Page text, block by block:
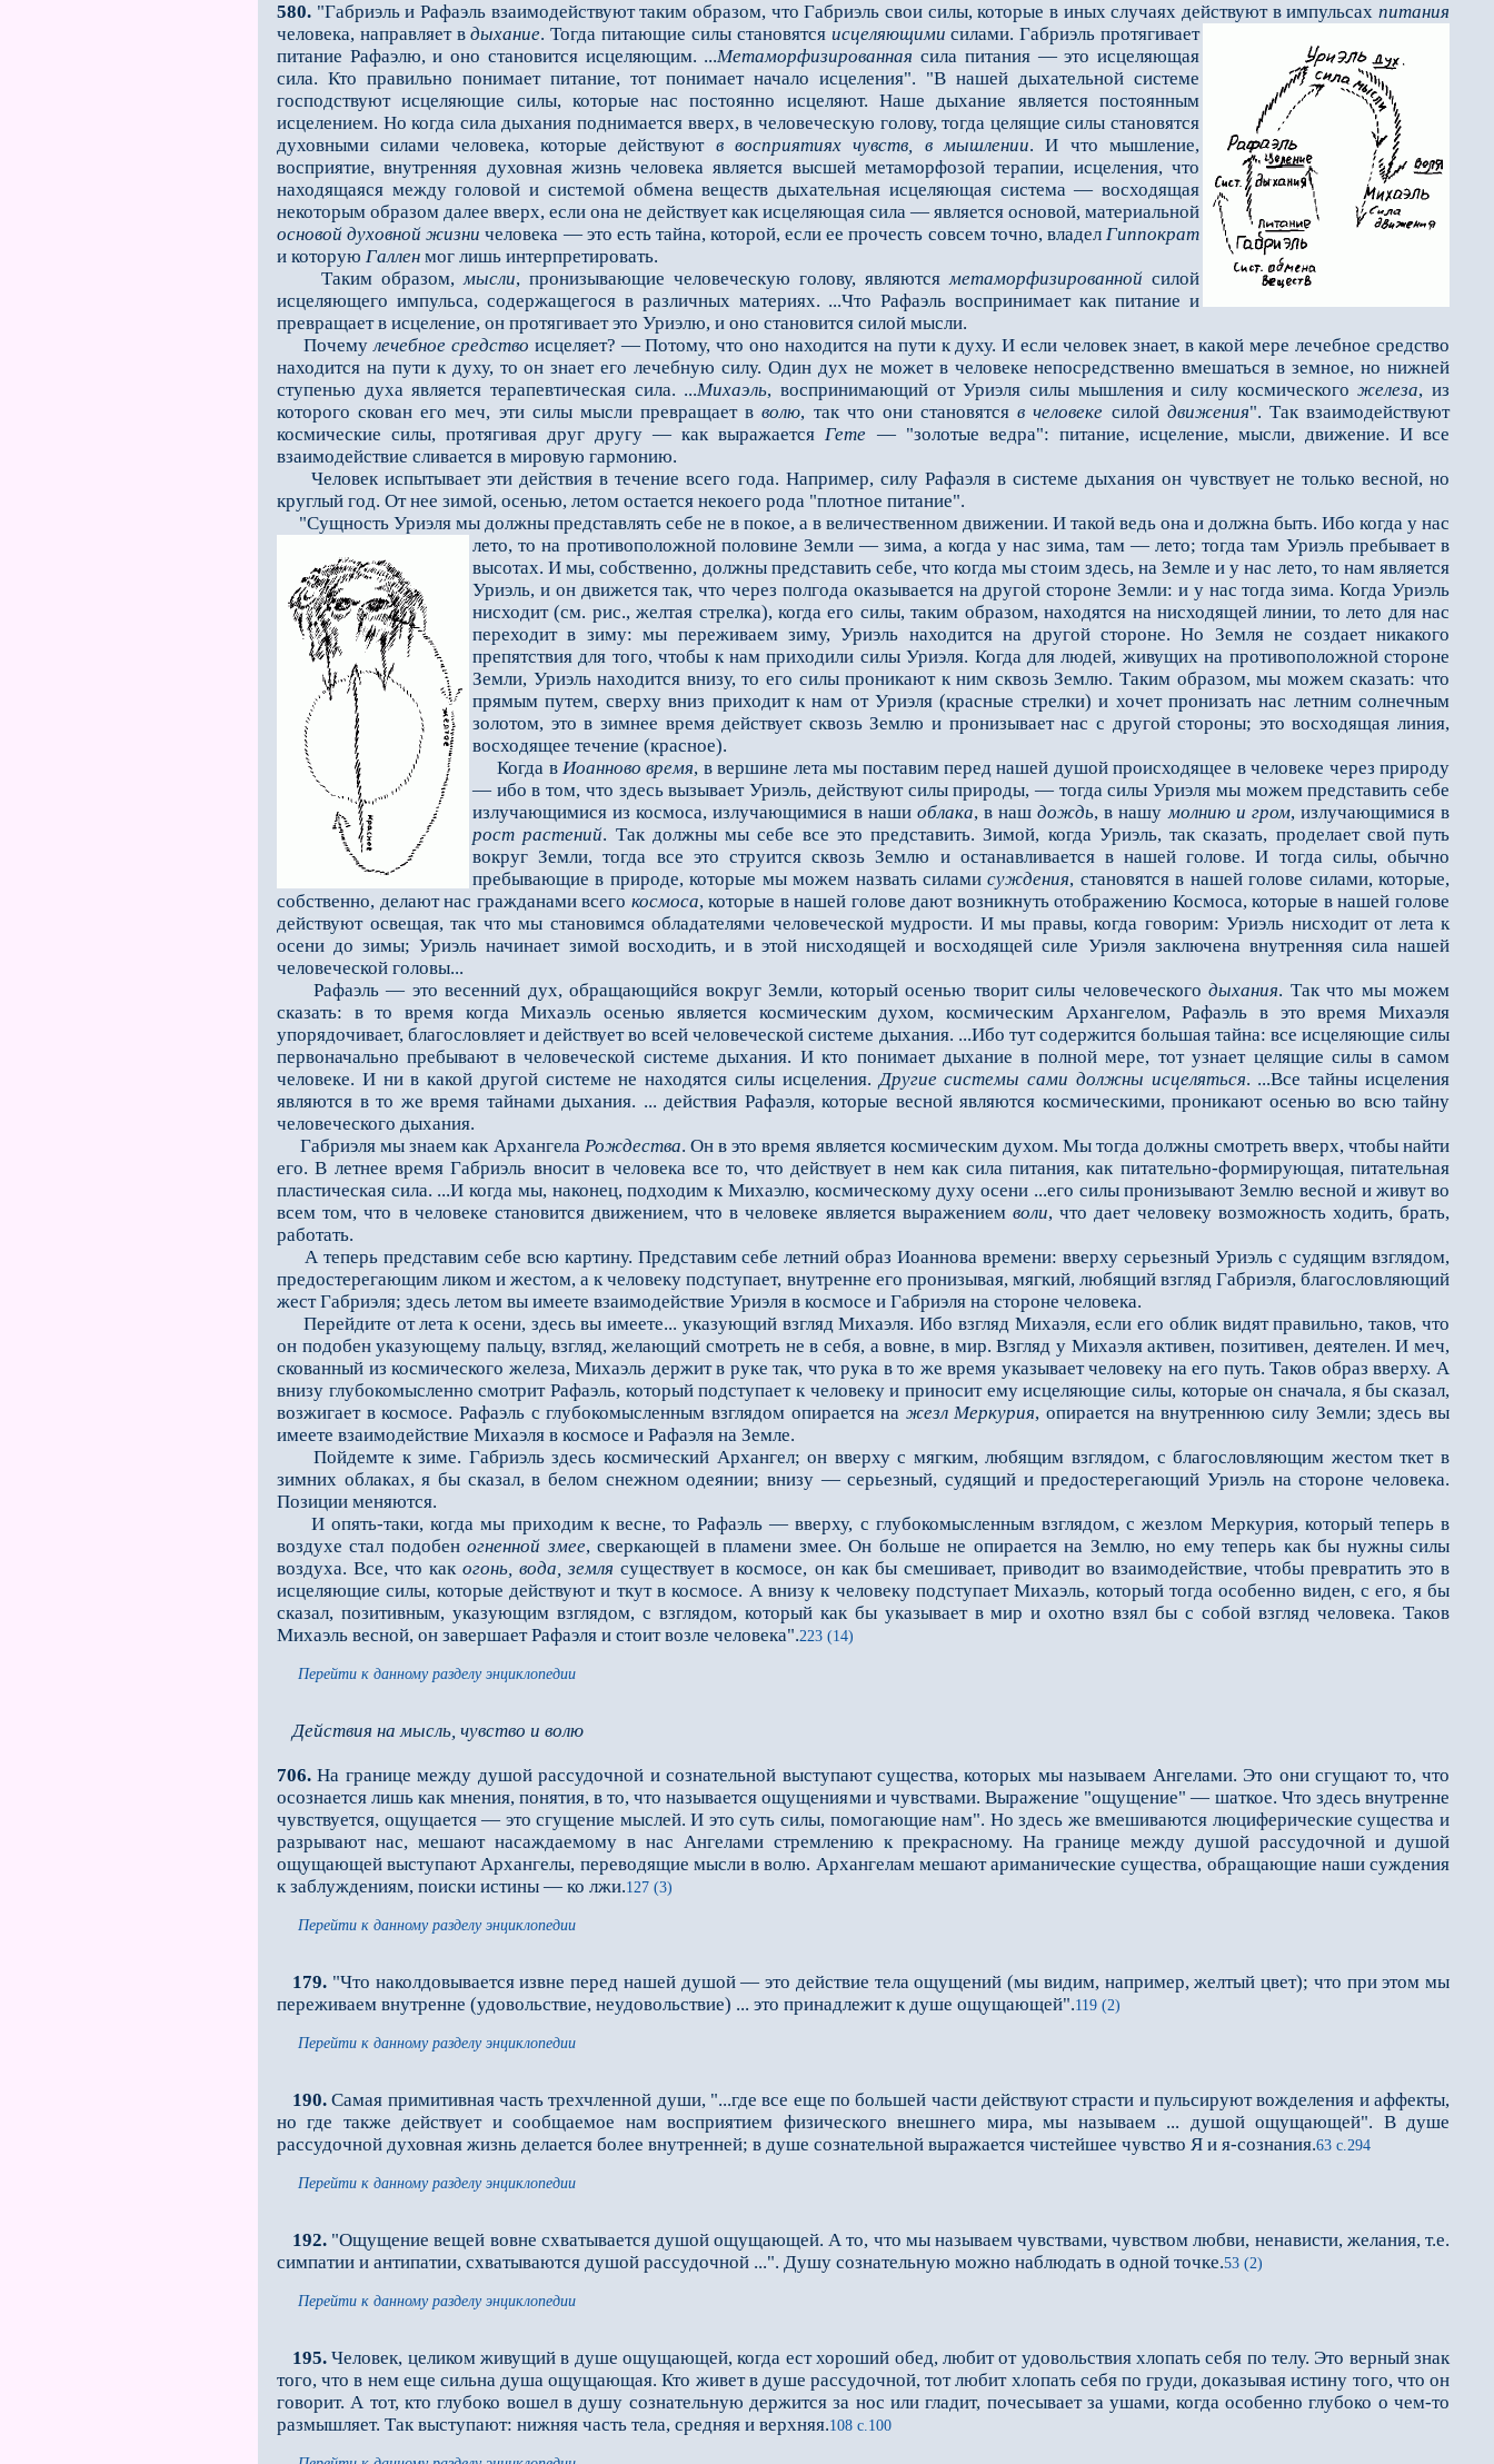
580. "Габриэль и Рафаэль взаимодействуют таким образом, что Габриэль свои силы, которые в иных случаях действуют в импульсах питания
человека, направляет вдыхание. Тогда питающие силы становятся исцеляющими силами. Габриэльпротягивает
питание Рафаэлю, и оно становится исцеляющим. ...Метаморфизированная сила питания — это исцеляющая
сила. Кто правильно понимает питание, тот понимает начало исцеления". "В нашей дыхательной системе
господствуют исцеляющие силы, которые нас постоянно исцеляют. Наше дыхание является постоянным
исцелением. Но когда сила дыхания поднимается вверх, в человеческую голову, тогда целящие силы становятся
духовными силами человека, которые действуют в восприятиях чувств, в мышлении. И что мышление,
восприятие, внутренняя духовная жизнь человека является высшей метаморфозой терапии, исцеления, что
находящаяся между головой и системой обмена веществ дыхательная исцеляющая система — восходящая
некоторым образом далее вверх, если она не действует как исцеляющая сила — является основой, материальной
основой духовной жизни человека — это есть тайна, которой, если ее прочесть совсем точно, владелГиппократ
и которую Галлен мог лишь интерпретировать.
Таким образом,мысли, пронизывающие человеческую голову, являютсяметаморфизированной силой
исцеляющего импульса, содержащегося в различных материях. ...Что Рафаэль воспринимает как питание и
превращает в исцеление, он протягивает это Уриэлю, и оно становится силой мысли.
Почемулечебное средство исцеляет? — Потому, что оно находится на пути к духу. И если человек знает, в какой мере лечебное средство
находится на пути к духу, то он знает его лечебную силу. Один дух не может в человеке непосредственно вмешаться в земное, но нижней
ступенью духа является терапевтическая сила. ...Михаэль, воспринимающий от Уриэля силы мышления и силу космическогожелеза, из
которого скован его меч, эти силы мысли превращает вволю, так что они становятсяв человеке силой движения". Так взаимодействуют
космические силы, протягивая друг другу — как выражаетсяГете — "золотые ведра": питание, исцеление, мысли, движение. И все
взаимодействие сливается в мировую гармонию.
Человек испытывает эти действия в течение всего года. Например, силу Рафаэля в системе дыхания он чувствует не только весной, но
круглый год. От нее зимой, осенью, летом остается некоего рода "плотное питание".
"Сущность Уриэля мы должны представлять себе не в покое, а в величественном движении. И такой ведь она и должна быть. Ибо когда у нас
лето, то на противоположной половине Земли — зима, а когда у нас зима, там — лето; тогда там Уриэль пребывает в
высотах. И мы, собственно, должны представить себе, что когда мы стоим здесь, на Земле и у нас лето, то нам является
Уриэль, и он движется так, что через полгода оказывается на другой стороне Земли: и у нас тогда зима. Когда Уриэль
нисходит (см. рис., желтая стрелка), когда его силы, таким образом, находятся на нисходящей линии, то лето для нас
переходит в зиму: мы переживаем зиму, Уриэль находится на другой стороне. Но Земля не создает никакого
препятствия для того, чтобы к нам приходили силы Уриэля. Когда для людей, живущих на противоположной стороне
Земли, Уриэль находится внизу, то его силы проникают к ним сквозь Землю. Таким образом, мы можем сказать: что
прямым путем, сверху вниз приходит к нам от Уриэля (красные стрелки) и хочет пронизать нас летним солнечным
золотом, это в зимнее время действует сквозь Землю и пронизывает нас с другой стороны; это восходящая линия,
восходящее течение (красное).
Когда в Иоанново время, в вершине лета мы поставим перед нашей душой происходящее в человеке через природу
— ибо в том, что здесь вызывает Уриэль, действуют силы природы, — тогда силы Уриэля мы можем представить себе
излучающимися из космоса, излучающимися в наши облака, в нашдождь, в нашумолнию и гром, излучающимися в
рост растений. Так должны мы себе все это представить. Зимой, когда Уриэль, так сказать, проделает свой путь
вокруг Земли, тогда все это струится сквозь Землю и останавливается в нашей голове. И тогда силы, обычно
пребывающие в природе, которые мы можем назвать силамисуждения, становятся в нашей голове силами, которые,
собственно, делают нас гражданами всего космоса, которые в нашей голове дают возникнуть отображению Космоса, которые в нашей голове
действуют освещая, так что мы становимся обладателями человеческой мудрости. И мы правы, когда говорим: Уриэль нисходит от лета к
осени до зимы; Уриэль начинает зимой восходить, и в этой нисходящей и восходящей силе Уриэля заключена внутренняя сила нашей
человеческой головы...
Рафаэль — это весенний дух, обращающийся вокруг Земли, который осенью творит силы человеческого дыхания. Так что мы можем
сказать: в то время когда Михаэль осенью является космическим духом, космическим Архангелом, Рафаэль в это время Михаэля
упорядочивает, благословляет и действует во всей человеческой системе дыхания. ...Ибо тут содержится большая тайна: все исцеляющие силы
первоначально пребывают в человеческой системе дыхания. И кто понимает дыхание в полной мере, тот узнает целящие силы в самом
человеке. И ни в какой другой системе не находятся силы исцеления.Другие системы сами должны исцеляться. ...Все тайны исцеления
являются в то же время тайнами дыхания. ... действия Рафаэля, которые весной являются космическими, проникают осенью во всю тайну
человеческого дыхания.
Габриэля мы знаем как Архангела Рождества. Он в это время является космическим духом. Мы тогда должны смотреть вверх, чтобы найти
его. В летнее время Габриэль вносит в человека все то, что действует в нем как сила питания, как питательно-формирующая, питательная
пластическая сила. ...И когда мы, наконец, подходим к Михаэлю, космическому духу осени ...его силы пронизывают Землю весной и живут во
всем том, что в человеке становится движением, что в человеке является выражением воли, что дает человеку возможность ходить, брать,
работать.
А теперь представим себе всю картину. Представим себе летний образ Иоаннова времени: вверху серьезный Уриэль с судящим взглядом,
предостерегающим ликом и жестом, а к человеку подступает, внутренне его пронизывая, мягкий, любящий взгляд Габриэля, благословляющий
жест Габриэля; здесь летом вы имеете взаимодействие Уриэля в космосе и Габриэля на стороне человека.
Перейдите от лета к осени, здесь вы имеете... указующий взгляд Михаэля. Ибо взгляд Михаэля, если его облик видят правильно, таков, что
он подобен указующему пальцу, взгляд, желающий смотреть не в себя, а вовне, в мир. Взгляд у Михаэля активен, позитивен, деятелен. И меч,
скованный из космического железа, Михаэль держит в руке так, что рука в то же время указывает человеку на его путь. Таков образ вверху. А
внизу глубокомысленно смотрит Рафаэль, который подступает к человеку и приносит ему исцеляющие силы, которые он сначала, я бы сказал,
возжигает в космосе. Рафаэль с глубокомысленным взглядом опирается на жезл Меркурия, опирается на внутреннюю силу Земли; здесь вы
имеете взаимодействие Михаэля в космосе и Рафаэля на Земле.
Пойдемте к зиме. Габриэль здесь космический Архангел; он вверху с мягким, любящим взглядом, с благословляющим жестом ткет в
зимних облаках, я бы сказал, в белом снежном одеянии; внизу — серьезный, судящий и предостерегающий Уриэль на стороне человека.
Позиции меняются.
И опять-таки, когда мы приходим к весне, то Рафаэль — вверху, с глубокомысленным взглядом, с жезлом Меркурия, который теперь в
воздухе стал подобеногненной змее, сверкающей в пламени змее. Он больше не опирается на Землю, но ему теперь как бы нужны силы
воздуха. Все, что какогонь, вода, земля существует в космосе, он как бы смешивает, приводит во взаимодействие, чтобы превратить это в
исцеляющие силы, которые действуют и ткут в космосе. А внизу к человеку подступает Михаэль, который тогда особенно виден, с его, я бы
сказал, позитивным, указующим взглядом, с взглядом, который как бы указывает в мир и охотно взял бы с собой взгляд человека. Таков
Михаэль весной, он завершает Рафаэля и стоит возле человека".223 (14)
Перейти к данному разделу энциклопедии
Действия на мысль, чувство и волю
706. На границе между душой рассудочной и сознательной выступают существа, которых мы называем Ангела­ми. Это они сгущают то, что
осознается лишь как мнения, понятия, в то, что называется ощущениями и чувствами. Выражение "ощущение" — шаткое. Что здесь внутренне
чувствуется, ощущается — это сгущение мыслей. И это суть силы, помогающие нам". Но здесь же вмешиваются люциферические существа и
разрывают нас, мешают насаждаемому в нас Ангелами стремлению к прекрасному. На границе между душой рассудочной и душой
ощущающей выступают Архангелы, переводящие мысли в волю. Архангелам мешают ариманические существа, обращающие наши суждения
к заблуждениям, поиски истины — ко лжи.127 (3)
Перейти к данному разделу энциклопедии
179. "Что наколдовывается извне перед нашей душой — это действие тела ощущений (мы видим, например, желтый цвет); что при этом мы
переживаем внутренне (удовольствие, неудовольствие) ... это принадлежит к душе ощущающей".119 (2)
Перейти к данному разделу энциклопедии
190. Самая примитивная часть трехчленной души, "...где все еще по большей части действуют страсти и пульсируют вожделения и аффекты,
но где также действует и сообщаемое нам восприятием физического внешнего мира, мы называем ... душой ощущающей". В душе
рассудочной духовная жизнь делается более внутренней; в душе сознательной выражается чистейшее чувство Я и я-сознания.63 с.294
Перейти к данному разделу энциклопедии
192. "Ощущение вещей вовне схватывается душой ощущающей. А то, что мы называем чувствами, чувст­вом любви, ненависти, желания, т.е.
симпатии и антипатии, схватываются душой рассудочной ...". Душу сознательную можно наблюдать в одной точке.53 (2)
Перейти к данному разделу энциклопедии
195. Человек, целиком живущий в душе ощущающей, когда ест хороший обед, любит от удовольствия хлопать себя по телу. Это верный знак
того, что в нем еще сильна душа ощущающая. Кто живет в душе рассудочной, тот любит хлопать себя по груди, доказывая истину того, что он
говорит. А тот, кто глу­боко вошел в душу сознательную держится за нос или гладит, почесывает за ушами, когда особенно глубоко о чем-то
размышляет. Так выступают: нижняя часть тела, средняя и верхняя.108 с.100